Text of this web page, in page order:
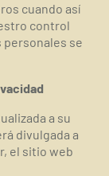
cuando así
control
personales se
a su
divulgada a
el sitio web